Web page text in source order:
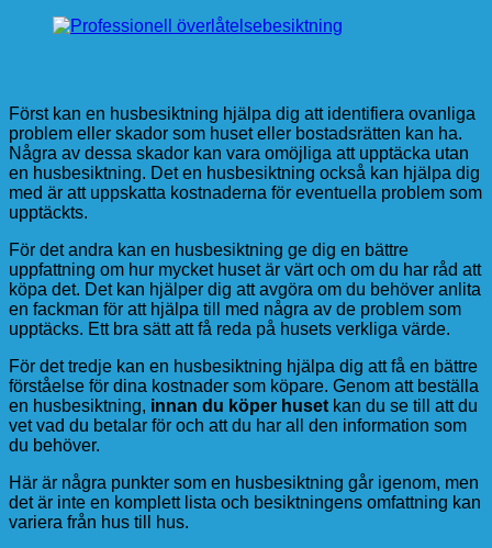
Först kan en husbesiktning hjälpa dig att identifiera ovanliga
problem eller skador som huset eller bostadsrätten kan ha.
Några av dessa skador kan vara omöjliga att upptäcka utan
en husbesiktning. Det en husbesiktning också kan hjälpa dig
med är att uppskatta kostnaderna för eventuella problem som
upptäckts.
För det andra kan en husbesiktning ge dig en bättre
uppfattning om hur mycket huset är värt och om du har råd att
köpa det. Det kan hjälper dig att avgöra om du behöver anlita
en fackman för att hjälpa till med några av de problem som
upptäcks. Ett bra sätt att få reda på husets verkliga värde.
För det tredje kan en husbesiktning hjälpa dig att få en bättre
förståelse för dina kostnader som köpare. Genom att beställa
en husbesiktning, innan du köper huset kan du se till att du
vet vad du betalar för och att du har all den information som
du behöver.
Här är några punkter som en husbesiktning går igenom, men
det är inte en komplett lista och besiktningens omfattning kan
variera från hus till hus.